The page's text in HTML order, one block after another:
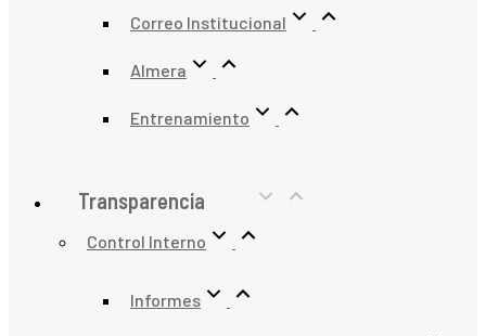
Correo Institucional
Almera
Entrenamiento
Transparencia
Control Interno
Informes